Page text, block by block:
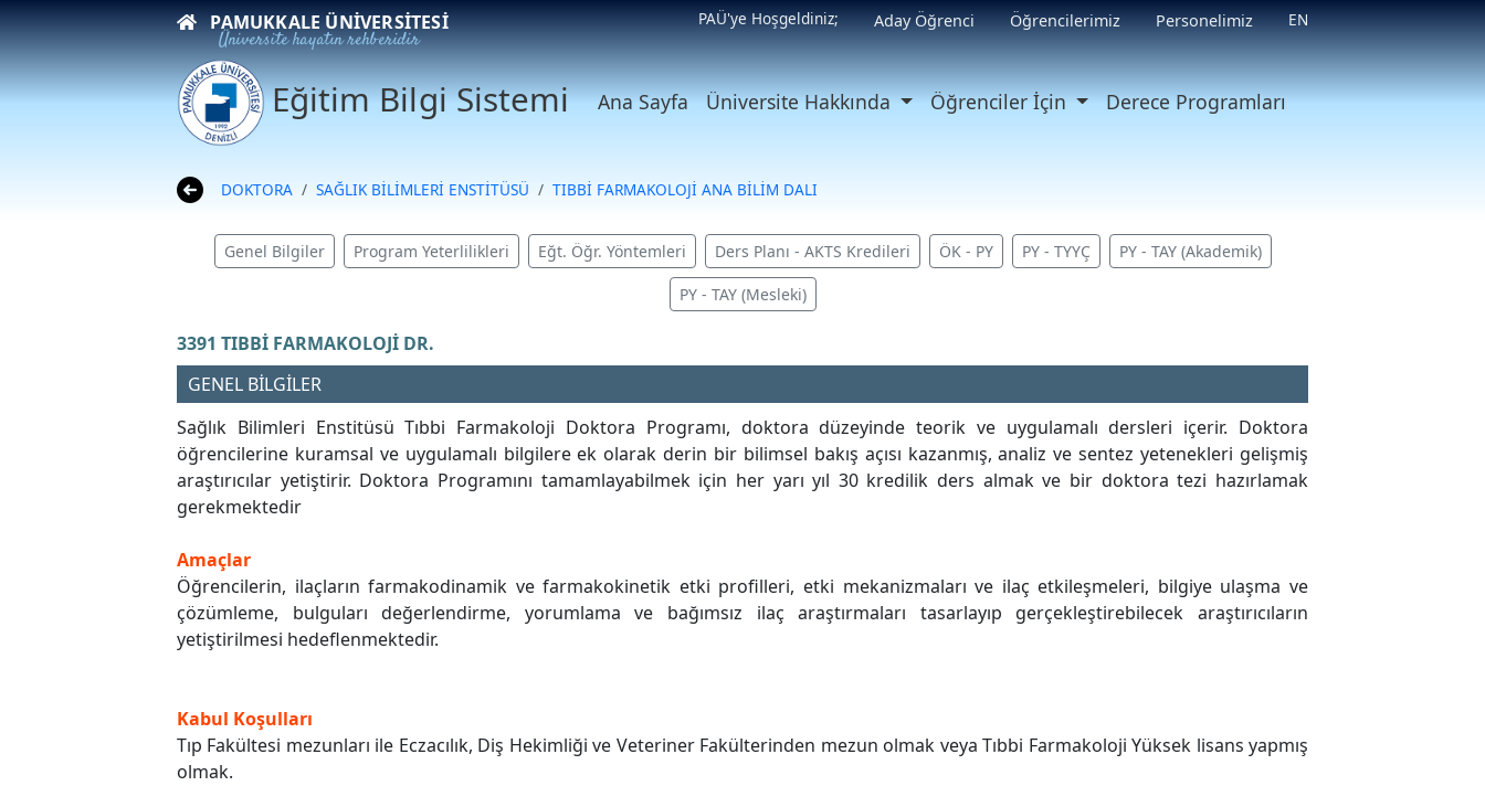
PAMUKKALE ÜNIVERSITESI
Üniversite hayatın rehberidir
PAÜ'ye Hoşgeldiniz; Aday Öğrenci Öğrencilerimiz Personelimiz EN
Eğitim Bilgi Sistemi Ana Sayfa Üniversite Hakkında Öğrenciler İçin Derece Programları
DOKTORA SAĞLIK BİLİMLERİ ENSTİTÜSÜ TIBBİ FARMAKOLOJİ ANA BİLİM DALI
Genel Bilgiler Program Yeterlilikleri Eğt. Öğr. Yöntemleri Ders Planı - AKTS Kredileri ÖK - PY PY - TYYÇ PY - TAY (Akademik)
PY - TAY (Mesleki)
3391 TIBBİ FARMAKOLOJİ DR.
GENEL BİLGİLER
Sağlık Bilimleri Enstitüsü Tıbbi Farmakoloji Doktora Programı, doktora düzeyinde teorik ve uygulamalı dersleri içerir. Doktora
öğrencilerine kuramsal ve uygulamalı bilgilere ek olarak derin bir bilimsel bakış açısı kazanmış, analiz ve sentez yetenekleri gelişmiş
araştırıcılar yetiştirir. Doktora Programını tamamlayabilmek için her yarı yıl 30 kredilik ders almak ve bir doktora tezi hazırlamak
gerekmektedir
Amaçlar
Öğrencilerin, ilaçların farmakodinamik ve farmakokinetik etki profilleri, etki mekanizmaları ve ilaç etkileşmeleri, bilgiye ulaşma ve
çözümleme, bulguları değerlendirme, yorumlama ve bağımsız ilaç araştırmaları tasarlayıp gerçekleştirebilecek araştırıcıların
yetiştirilmesi hedeflenmektedir.
Kabul Koşulları
Tıp Fakültesi mezunları ile Eczacılık, Diş Hekimliği ve Veteriner Fakülterinden mezun olmak veya Tıbbi Farmakoloji Yüksek lisans yapmış
olmak.